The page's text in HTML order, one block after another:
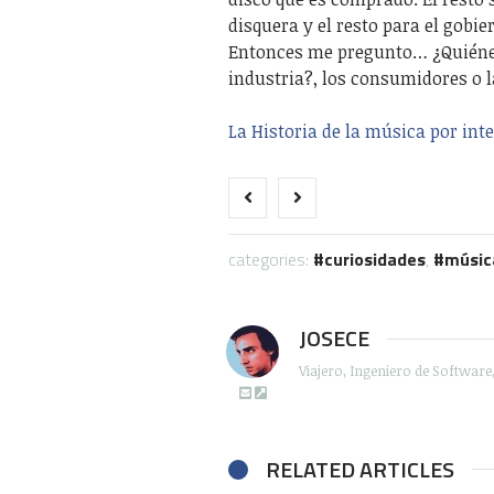
disquera y el resto para el
Entonces me pregunto…
industria?, los consumidores o
La Historia de la música por
categories: curiosidades,
JOSECE
Viajero, Ingeniero de
RELATED ARTICLES